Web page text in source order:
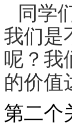
同学
我们是
呢？我
的价值
第二个